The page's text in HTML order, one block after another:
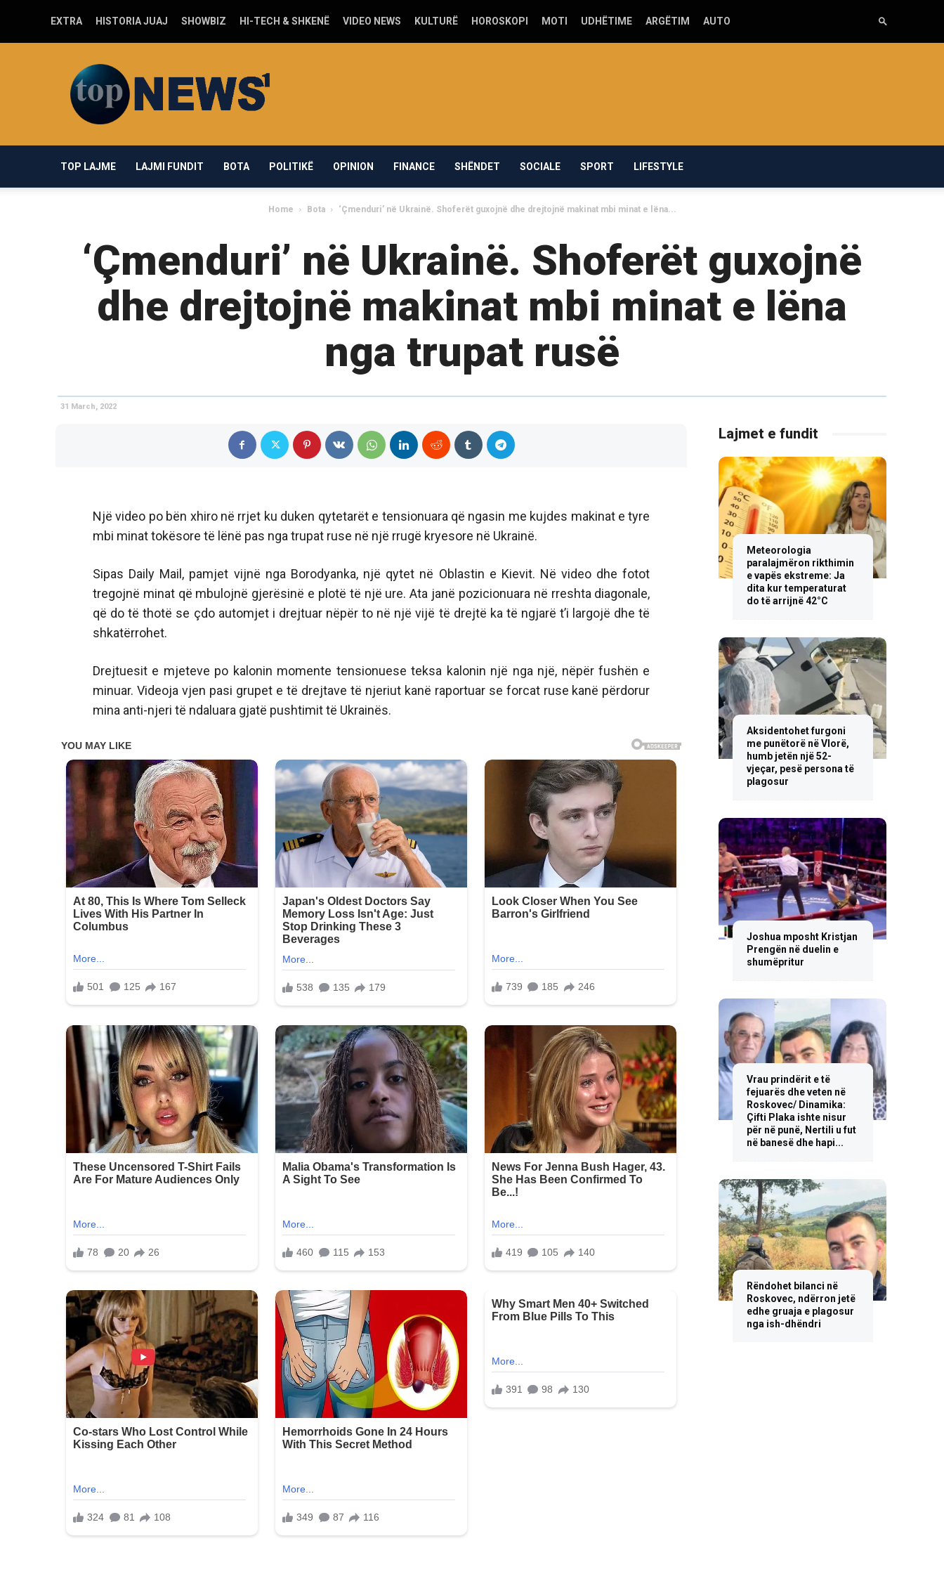
EXTRA HISTORIA JUAJ SHOWBIZ HI-TECH & SHKENË VIDEO NEWS KULTURË HOROSKOPI MOTI UDHËTIME ARGËTIM AUTO
news1.com
TOP LAJME LAJMI FUNDIT BOTA POLITIKË OPINION FINANCE SHËNDET SOCIALE SPORT LIFESTYLE
Home Bota ‘Çmenduri’ në Ukrainë. Shoferët guxojnë dhe drejtojnë makinat mbi minat e lëna...
‘Çmenduri’ në Ukrainë. Shoferët guxojnë
dhe drejtojnë makinat mbi minat e lëna
nga trupat rusë
31 March, 2022
Një video po bën xhiro në rrjet ku duken qytetarët e tensionuara që ngasin me kujdes makinat e tyre
mbi minat tokësore të lënë pas nga trupat ruse në një rrugë kryesore në Ukrainë.
Sipas Daily Mail, pamjet vijnë nga Borodyanka, një qytet në Oblastin e Kievit. Në video dhe fotot
tregojnë minat që mbulojnë gjerësinë e plotë të një ure. Ata janë pozicionuara në rreshta diagonale,
që do të thotë se çdo automjet i drejtuar nëpër to në një vijë të drejtë ka të ngjarë t’i largojë dhe të
shkatërrohet.
Drejtuesit e mjeteve po kalonin momente tensionuese teksa kalonin një nga një, nëpër fushën e
minuar. Videoja vjen pasi grupet e të drejtave të njeriut kanë raportuar se forcat ruse kanë përdorur
mina anti-njeri të ndaluara gjatë pushtimit të Ukrainës.
Lajmet e fundit
Meteorologia
paralajmëron rikthimin
e vapës ekstreme: Ja
dita kur temperaturat
do të arrijnë 42°C
Aksidentohet furgoni
me punëtorë në Vlorë,
humb jetën një 52-
vjeçar, pesë persona të
plagosur
Joshua mposht Kristjan
Prengën në duelin e
shumëpritur
Vrau prindërit e të
fejuarës dhe veten në
Roskovec/ Dinamika:
Çifti Plaka ishte nisur
për në punë, Nertili u fut
në banesë dhe hapi...
Rëndohet bilanci në
Roskovec, ndërron jetë
edhe gruaja e plagosur
nga ish-dhëndri